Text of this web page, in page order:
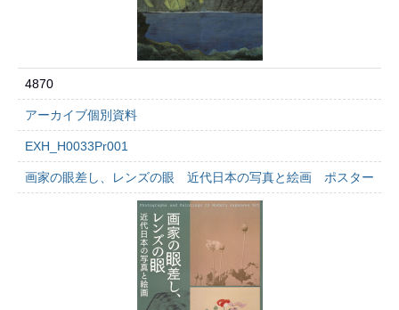
4870
アーカイブ個別資料
EXH_H0033Pr001
画家の眼差し、レンズの眼 近代日本の写真と絵画 ポスター